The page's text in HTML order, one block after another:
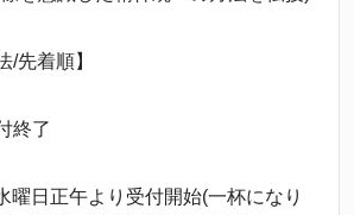
/先着順】
終了
曜日正午より受付開始(一杯になり